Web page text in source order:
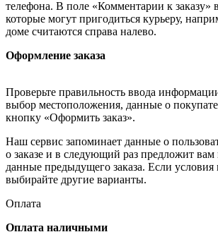
телефона. В поле «Комментарии к заказу»
которые могут пригодиться курьеру,
доме считаются справа налево.
Оформление заказа
Проверьте правильность ввода
выбор местоположения, данные о
кнопку «Оформить заказ».
Наш сервис запоминает данные о
о заказе и в следующий раз предложит вам
данные предыдущего заказа. Если условия
выбирайте другие варианты.
Оплата
Оплата наличными